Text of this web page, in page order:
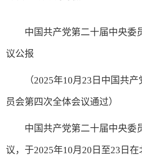
中国共产党第二十届中央委
议公报
（2025年10月23日中国共产
员会第四次全体会议通过）
中国共产党第二十届中央委
议，于2025年10月20日至23日在